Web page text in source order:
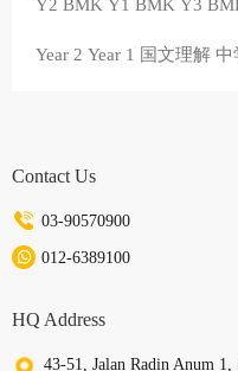
Y2 BMK Y1 BMK Y3
Year 2 Year 1 国文理解 中
Contact Us
03-90570900
012-6389100
HQ Address
43-51, Jalan Radin Anum 1,